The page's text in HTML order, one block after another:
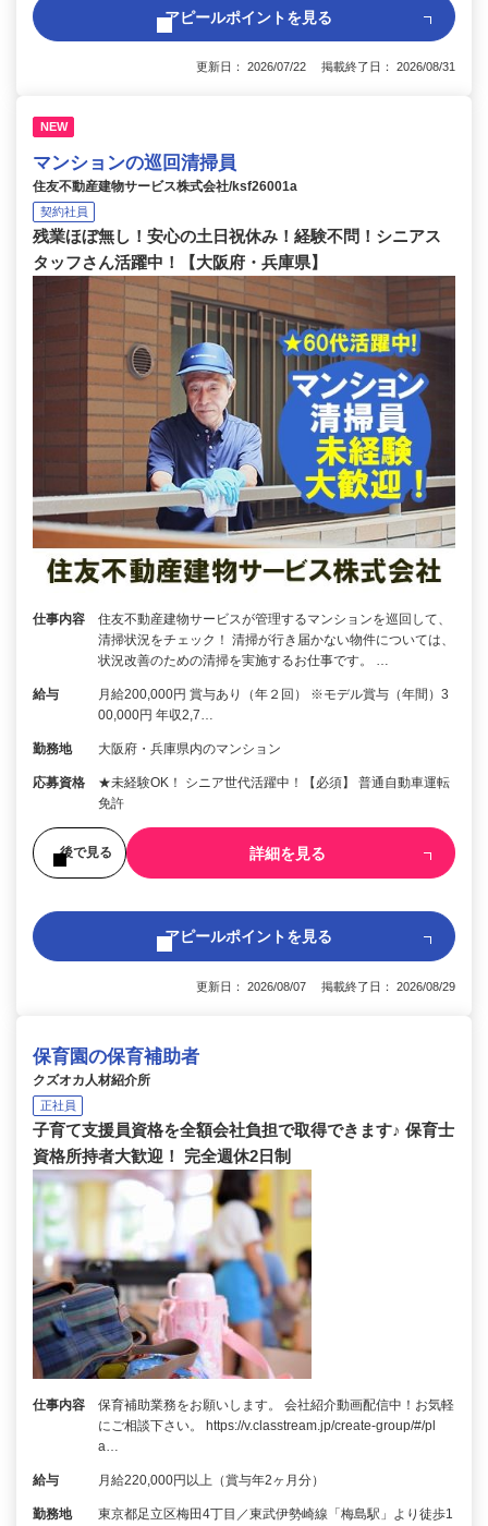
アピールポイントを見る
更新日： 2026/07/22 掲載終了日： 2026/08/31
NEW
マンションの巡回清掃員
住友不動産建物サービス株式会社/ksf26001a
契約社員
残業ほぼ無し！安心の土日祝休み！経験不問！シニアス
タッフさん活躍中！【大阪府・兵庫県】
仕事内容
住友不動産建物サービスが管理するマンションを巡回して、
清掃状況をチェック！ 清掃が行き届かない物件については、
状況改善のための清掃を実施するお仕事です。 …
給与
月給200,000円 賞与あり（年２回） ※モデル賞与（年間）3
00,000円 年収2,7…
勤務地 大阪府・兵庫県内のマンション
応募資格
★未経験OK！ シニア世代活躍中！【必須】 普通自動車運転
免許
後で見る 詳細を見る
アピールポイントを見る
更新日： 2026/08/07 掲載終了日： 2026/08/29
保育園の保育補助者
クズオカ人材紹介所
正社員
子育て支援員資格を全額会社負担で取得できます♪ 保育士
資格所持者大歓迎！ 完全週休2日制
仕事内容
保育補助業務をお願いします。 会社紹介動画配信中！お気軽
にご相談下さい。 https://v.classtream.jp/create-group/#/pl
a…
給与 月給220,000円以上（賞与年2ヶ月分）
勤務地
東京都足立区梅田4丁目／東武伊勢崎線「梅島駅」より徒歩1